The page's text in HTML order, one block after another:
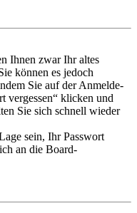
Ihnen zwar Ihr altes
können es jedoch
Sie auf der Anmelde-
vergessen“ klicken und
Sie sich schnell wieder
sein, Ihr Passwort
an die Board-